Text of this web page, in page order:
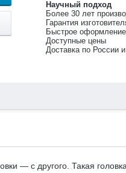
Научный подход
Более 30 лет
Гарантия
Быстрое оформление
Доступные цены
Доставка по России
— с другого. Такая